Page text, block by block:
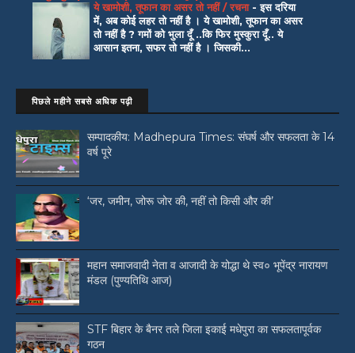
ये खामोशी, तूफान का असर तो नहीं / रचना -इस दरिया
में, अब कोई लहर तो नहीं है । ये खामोशी, तूफान का असर
तो नहीं है ? गमों को भुला दूँ ..कि फिर मुस्कुरा दूँ.. ये
आसान इतना, सफर तो नहीं है । जिसकी...
पिछले महीने सबसे अधिक पढ़ी
सम्पादकीय: Madhepura Times: संघर्ष और सफलता के 14
वर्ष पूरे
‘जर, जमीन, जोरू जोर की, नहीं तो किसी और की’
महान समाजवादी नेता व आजादी के योद्धा थे स्व० भूपेंद्र नारायण
मंडल (पुण्यतिथि आज)
STF बिहार के बैनर तले जिला इकाई मधेपुरा का सफलतापूर्वक
गठन